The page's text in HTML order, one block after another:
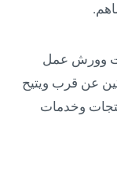
وورش عمل
عن قرب ويتيح
وخدمات